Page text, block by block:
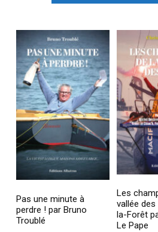
Pas une minute à
perdre ! par Bruno
Troublé
Les
vallée
la-Forêt
Le Pape